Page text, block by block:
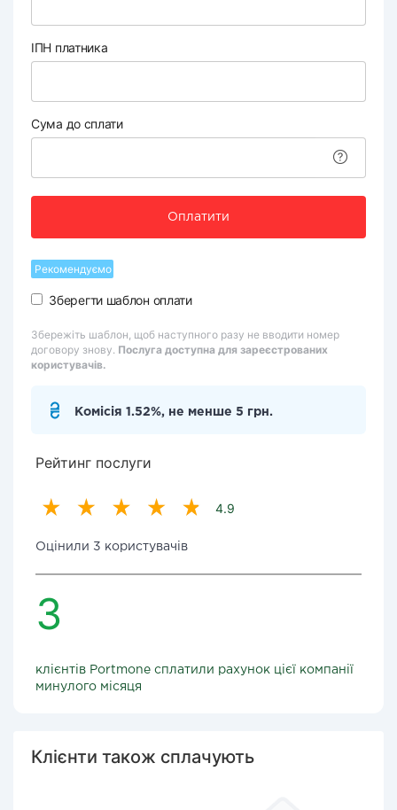
ІПН платника
Сума до сплати
Оплатити
Рекомендуємо
Зберегти шаблон оплати
Збережіть шаблон, щоб наступного разу не вводити номер
договору знову. Послуга доступна для зареєстрованих
користувачів.
Комісія 1.52%, не менше 5 грн.
Рейтинг послуги
4.9
Оцінили 3 користувачів
3
клієнтів Portmone сплатили рахунок цієї компанії
минулого місяця
Клієнти також сплачують